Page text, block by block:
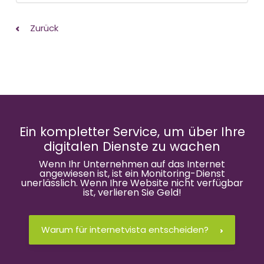
Zurück
Ein kompletter Service, um über Ihre
digitalen Dienste zu wachen
Wenn Ihr Unternehmen auf das Internet
angewiesen ist, ist ein Monitoring-Dienst
unerlässlich. Wenn Ihre Website nicht verfügbar
ist, verlieren Sie Geld!
Warum für internetvista entscheiden?